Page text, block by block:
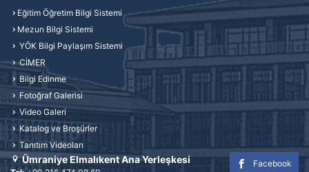
Eğitim Öğretim Bilgi Sistemi
Mezun Bilgi Sistemi
YÖK Bilgi Paylaşım Sistemi
CİMER
Bilgi Edinme
Fotoğraf Galerisi
Video Galeri
Katalog ve Broşürler
Tanıtım Videoları
Facebook
Ümraniye Elmalıkent Ana Yerleşkesi